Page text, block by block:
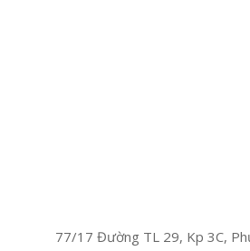
77/17 Đường TL 29, Kp 3C,